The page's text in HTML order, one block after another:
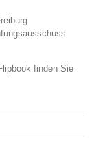
finden Sie